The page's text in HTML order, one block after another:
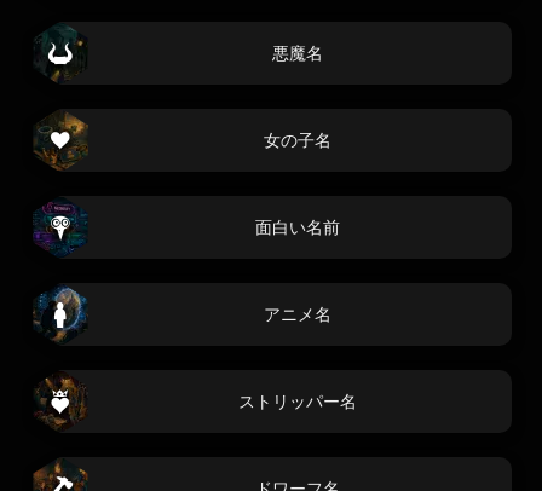
悪魔名
女の子名
面白い名前
アニメ名
ストリッパー名